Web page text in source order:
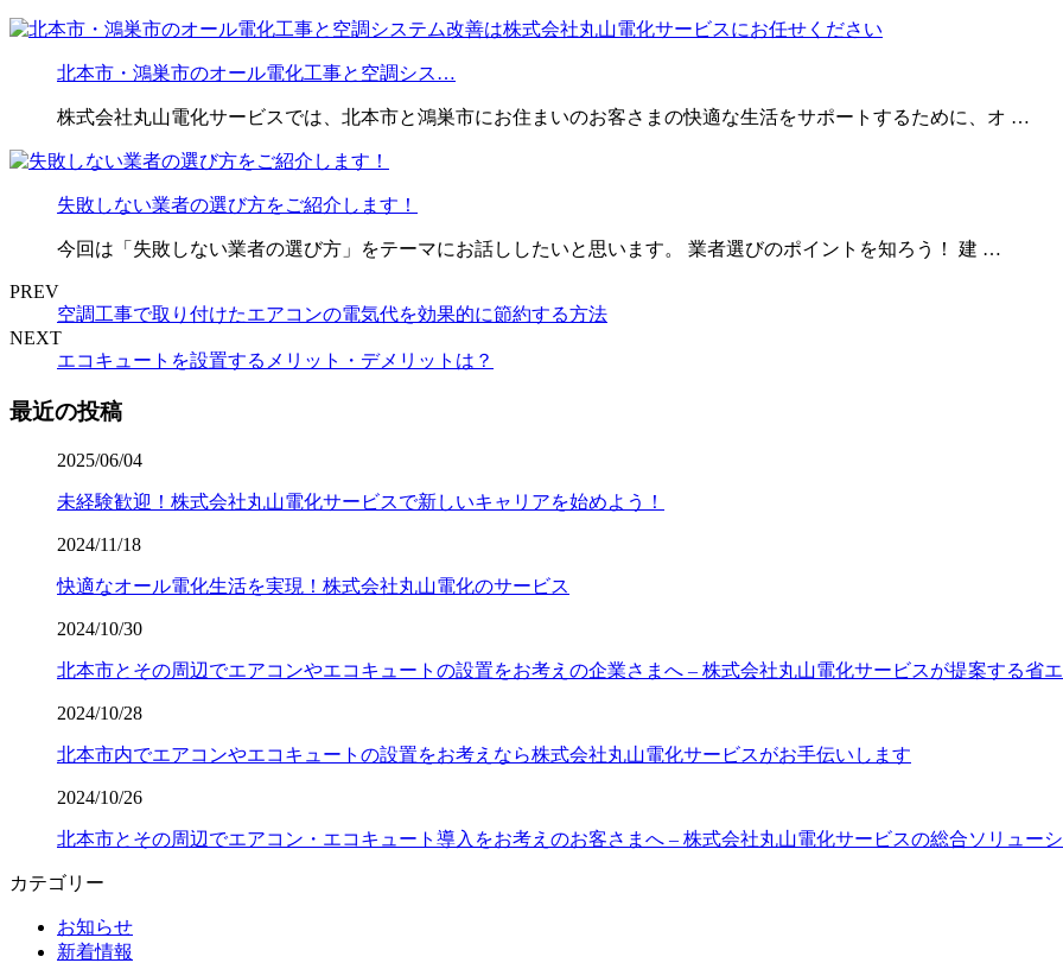
北本市・鴻巣市のオール電化工事と空調シス…
株式会社丸山電化サービスでは、北本市と鴻巣市にお住まいのお客さまの快適な生活をサポートするために、オ …
失敗しない業者の選び方をご紹介します！
今回は「失敗しない業者の選び方」をテーマにお話ししたいと思います。 業者選びのポイントを知ろう！ 建 …
PREV
空調工事で取り付けたエアコンの電気代を効果的に節約する方法
NEXT
エコキュートを設置するメリット・デメリットは？
最近の投稿
2025/06/04
未経験歓迎！株式会社丸山電化サービスで新しいキャリアを始めよう！
2024/11/18
快適なオール電化生活を実現！株式会社丸山電化のサービス
2024/10/30
北本市とその周辺でエアコンやエコキュートの設置をお考えの企業さまへ – 株式会社丸山電化サービスが提案する省
2024/10/28
北本市内でエアコンやエコキュートの設置をお考えなら株式会社丸山電化サービスがお手伝いします
2024/10/26
北本市とその周辺でエアコン・エコキュート導入をお考えのお客さまへ – 株式会社丸山電化サービスの総合ソリュー
カテゴリー
お知らせ
新着情報